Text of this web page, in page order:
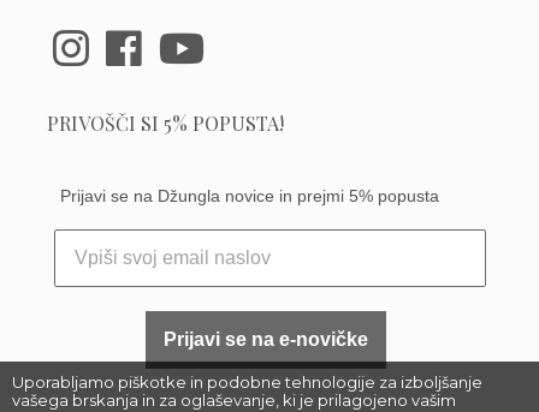
Uporabljamo piškotke in podobne tehnologije za izboljšanje
vašega brskanja in za oglaševanje, ki je prilagojeno vašim
PRIVOŠČI SI 5% POPUSTA!
Prijavi se na Džungla novice in prejmi 5% popusta
Prijavi se na e-novičke